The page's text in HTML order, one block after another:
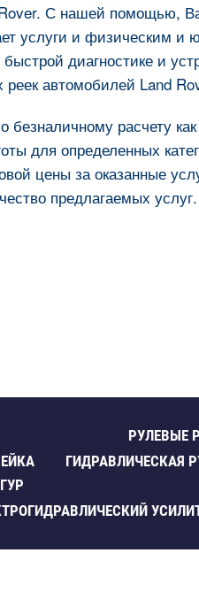
С нашей помощью,
услуги и физическим и
диагностике и
автомобилей Land
расчету
для определенных
цены за оказанные
предлагаемых услуг.
РУЛЕВЫЕ
ГИДРАВЛИЧЕСКАЯ